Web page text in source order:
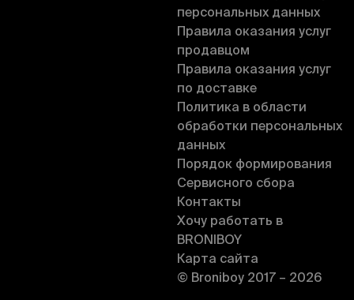
персональных данных
Правила оказания услуг
продавцом
Правила оказания услуг
по доставке
Политика в области
обработки персональных
данных
Порядок формирования
Сервисного сбора
Контакты
Хочу работать в
BRONIBOY
Карта сайта
© Broniboy 2017 – 2026